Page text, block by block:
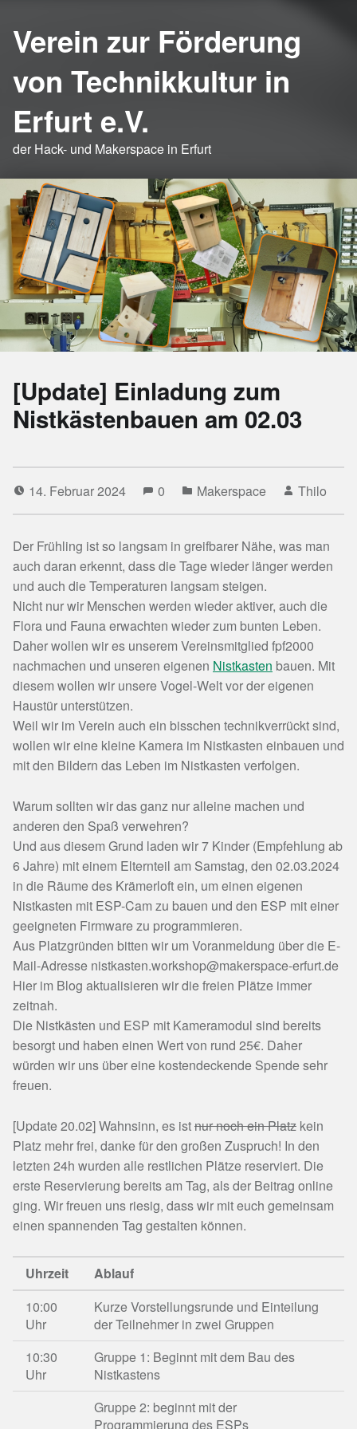
Verein zur Förderung
von Technikkultur in
Erfurt e.V.
der Hack- und Makerspace in Erfurt
[Update] Einladung zum
Nistkästenbauen am 02.03
14. Februar 2024 0 Makerspace Thilo
Der Frühling ist so langsam in greifbarer Nähe, was man
auch daran erkennt, dass die Tage wieder länger werden
und auch die Temperaturen langsam steigen.
Nicht nur wir Menschen werden wieder aktiver, auch die
Flora und Fauna erwachten wieder zum bunten Leben.
Daher wollen wir es unserem Vereinsmitglied fpf2000
nachmachen und unseren eigenen Nistkasten bauen. Mit
diesem wollen wir unsere Vogel-Welt vor der eigenen
Haustür unterstützen.
Weil wir im Verein auch ein bisschen technikverrückt sind,
wollen wir eine kleine Kamera im Nistkasten einbauen und
mit den Bildern das Leben im Nistkasten verfolgen.
Warum sollten wir das ganz nur alleine machen und
anderen den Spaß verwehren?
Und aus diesem Grund laden wir 7 Kinder (Empfehlung ab
6 Jahre) mit einem Elternteil am Samstag, den 02.03.2024
in die Räume des Krämerloft ein, um einen eigenen
Nistkasten mit ESP-Cam zu bauen und den ESP mit einer
geeigneten Firmware zu programmieren.
Aus Platzgründen bitten wir um Voranmeldung über die E-
Mail-Adresse nistkasten.workshop@makerspace-erfurt.de
Hier im Blog aktualisieren wir die freien Plätze immer
zeitnah.
Die Nistkästen und ESP mit Kameramodul sind bereits
besorgt und haben einen Wert von rund 25€. Daher
würden wir uns über eine kostendeckende Spende sehr
freuen.
[Update 20.02] Wahnsinn, es istnur noch ein Platz kein
Platz mehr frei, danke für den großen Zuspruch! In den
letzten 24h wurden alle restlichen Plätze reserviert. Die
erste Reservierung bereits am Tag, als der Beitrag online
ging. Wir freuen uns riesig, dass wir mit euch gemeinsam
einen spannenden Tag gestalten können.
Uhrzeit
Ablauf
10:00
Uhr
Kurze Vorstellungsrunde und Einteilung
der Teilnehmer in zwei Gruppen
10:30
Uhr
Gruppe 1: Beginnt mit dem Bau des
Nistkastens
Gruppe 2: beginnt mit der
Programmierung des ESPs